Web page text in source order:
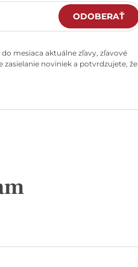
ODOBERAŤ
mesiaca aktuálne zľavy, zľavové
noviniek a potvrdzujete, že